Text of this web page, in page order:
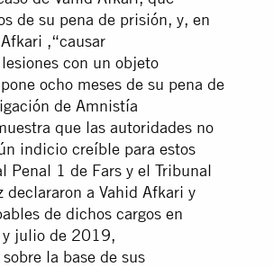
de su pena de prisión, y, en
,“causar
con un objeto
ocho meses de su pena de
de Amnistía
que las autoridades no
indicio creíble para estos
Penal 1 de Fars y el Tribunal
declararon a Vahid Afkari y
de dichos cargos en
julio de 2019,
la base de sus